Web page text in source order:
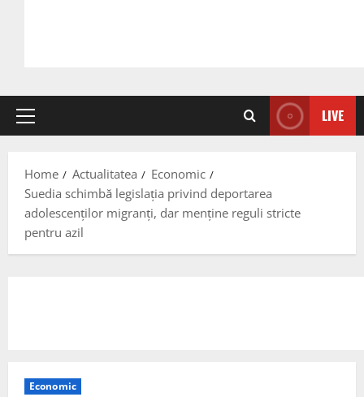
Primary
LIVE
Home Actualitatea
Economic
Suedia schimbă legislația privind deportarea
adolescenților migranți, dar menține reguli stricte
pentru azil
Economic